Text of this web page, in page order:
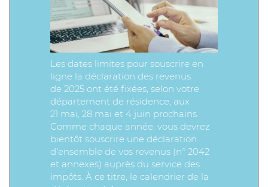
Les dates limites pour souscrire en
ligne la déclaration des revenus
de 2025 ont été fixées, selon votre
département de résidence, aux
21 mai, 28 mai et 4 juin prochains.
Comme chaque année, vous devrez
bientôt souscrire une déclaration
d’ensemble de vos revenus (n° 2042
et annexes) auprès du service des
impôts. À ce titre, le calendrier de la